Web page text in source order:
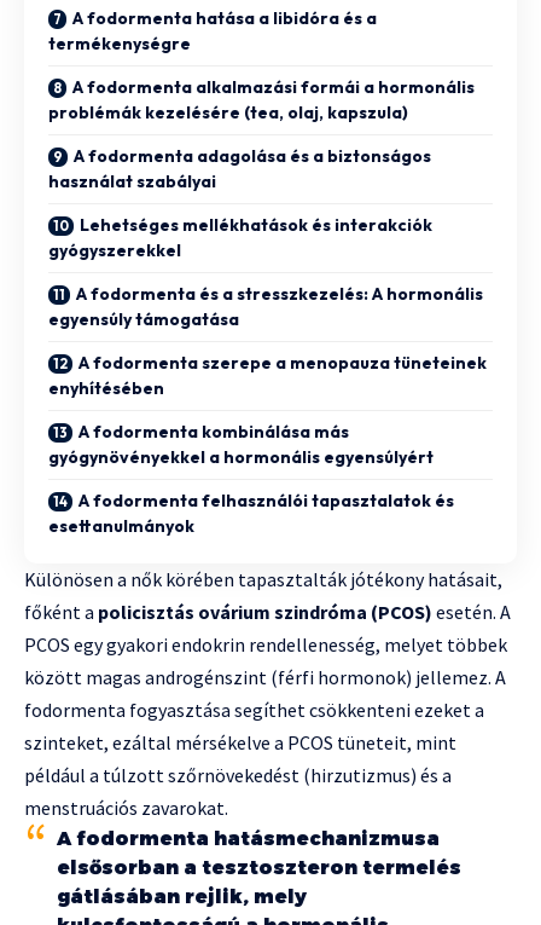
A fodormenta hatása a libidóra és a
termékenységre
A fodormenta alkalmazási formái a hormonális
problémák kezelésére (tea, olaj, kapszula)
A fodormenta adagolása és a biztonságos
használat szabályai
Lehetséges mellékhatások és interakciók
gyógyszerekkel
A fodormenta és a stresszkezelés: A hormonális
egyensúly támogatása
A fodormenta szerepe a menopauza tüneteinek
enyhítésében
A fodormenta kombinálása más
gyógynövényekkel a hormonális egyensúlyért
A fodormenta felhasználói tapasztalatok és
esettanulmányok
Különösen a nők körében tapasztalták jótékony hatásait,
főként a policisztás ovárium szindróma (PCOS) esetén. A
PCOS egy gyakori endokrin rendellenesség, melyet többek
között magas androgénszint (férfi hormonok) jellemez. A
fodormenta fogyasztása segíthet csökkenteni ezeket a
szinteket, ezáltal mérsékelve a PCOS tüneteit, mint
például a túlzott szőrnövekedést (hirzutizmus) és a
menstruációs zavarokat.
A fodormenta hatásmechanizmusa
elsősorban a tesztoszteron termelés
gátlásában rejlik, mely